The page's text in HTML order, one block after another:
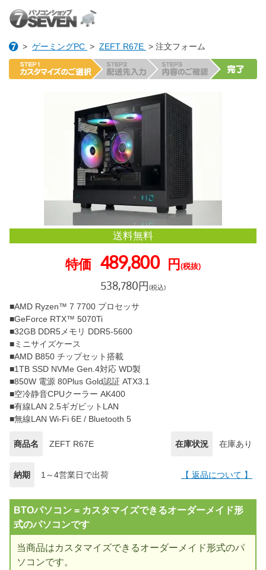
> ゲーミングPC > ZEFT R67E > 注文フォーム
送料無料
特価 489,800 円(税抜)
538,780円(税込)
■AMD Ryzen™ 7 7700 プロセッサ
■GeForce RTX™ 5070Ti
■32GB DDR5メモリ DDR5-5600
■ミニサイズケース
■AMD B850 チップセット搭載
■1TB SSD NVMe Gen.4対応 WD製
■850W 電源 80Plus Gold認証 ATX3.1
■空冷静音CPUクーラー AK400
■有線LAN 2.5ギガビットLAN
■無線LAN Wi-Fi 6E / Bluetooth 5
商品名 ZEFT R67E 在庫状況 在庫あり
納期 1～4営業日で出荷 【 返品について 】
BTOパソコン = カスタマイズできるオーダーメイド形
式のパソコンです
当商品はカスタマイズできるオーダーメイド形式のパ
ソコンです。